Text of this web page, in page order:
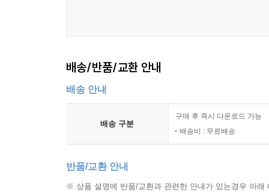
배송/반품/교환 안내
배송 안내
배송 구분
구매 후 즉시 다운로드 가능
배송비 : 무료배송
반품/교환 안내
※ 상품 설명에 반품/교환과 관련한 안내가 있는경우 아